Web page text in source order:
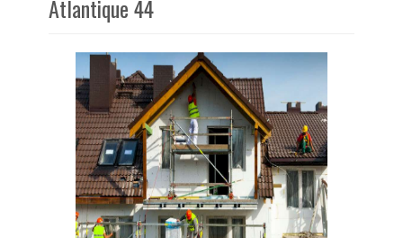
Atlantique 44